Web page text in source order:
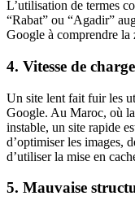
L’utilisation de termes
“Rabat” ou “Agadir”
Google à comprendre la
4. Vitesse de
Un site lent fait fuir les
Google. Au Maroc, où
instable, un site rapide
d’optimiser les images,
d’utiliser la mise en
5. Mauvaise